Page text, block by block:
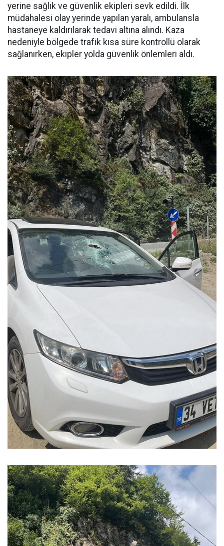
yerine sağlık ve güvenlik ekipleri sevk edildi. İlk
müdahalesi olay yerinde yapılan yaralı, ambulansla
hastaneye kaldırılarak tedavi altına alındı. Kaza
nedeniyle bölgede trafik kısa süre kontrollü olarak
sağlanırken, ekipler yolda güvenlik önlemleri aldı.